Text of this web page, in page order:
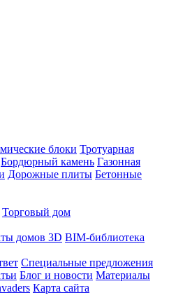
блоки Тротуарная
Бордюрный камень Газонная
Дорожные плиты Бетонные
Торговый дом
домов 3D BIM-библиотека
Специальные предложения
Блог и новости Материалы
Карта сайта